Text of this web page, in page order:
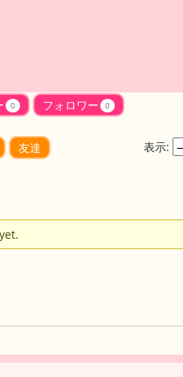
0 フォロワー 0
友達 表示: